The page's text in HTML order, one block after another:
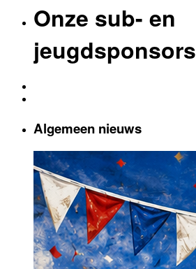
Onze sub- en
jeugdsponsors
Algemeen nieuws